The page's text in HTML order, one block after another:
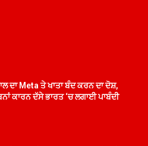
ਦਾ Meta ਤੇ ਖਾਤਾ ਬੰਦ ਕਰਨ ਦਾ ਦੋਸ਼,
ਕਾਰਨ ਦੱਸੇ ਭਾਰਤ ‘ਚ ਲਗਾਈ ਪਾਬੰਦੀ